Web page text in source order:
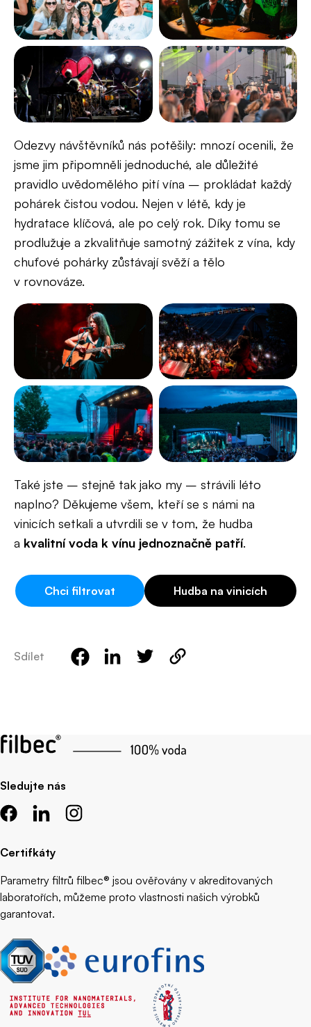
Odezvy návštěvníků nás potěšily: mnozí ocenili, že
jsme jim připomněli jednoduché, ale důležité
pravidlo uvědomělého pití vína – prokládat každý
pohárek čistou vodou. Nejen v létě, kdy je
hydratace klíčová, ale po celý rok. Díky tomu se
prodlužuje a zkvalitňuje samotný zážitek z vína, kdy
chuťové pohárky zůstávají svěží a tělo
v rovnováze.
Také jste – stejně tak jako my – strávili léto
naplno? Děkujeme všem, kteří se s námi na
vinicích setkali a utvrdili se v tom, že hudba
a kvalitní voda k vínu jednoznačně patří.
Chci filtrovat Hudba na vinicích
Sdílet
Sledujte nás
Certifkáty
Parametry filtrů filbec® jsou ověřovány v akreditovaných
laboratořích, můžeme proto vlastnosti našich výrobků
garantovat.